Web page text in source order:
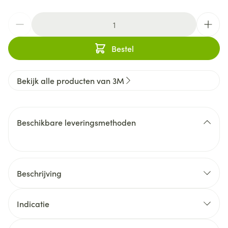
Bestel
Bekijk alle producten van 3M
Beschikbare leveringsmethoden
Beschrijving
Indicatie